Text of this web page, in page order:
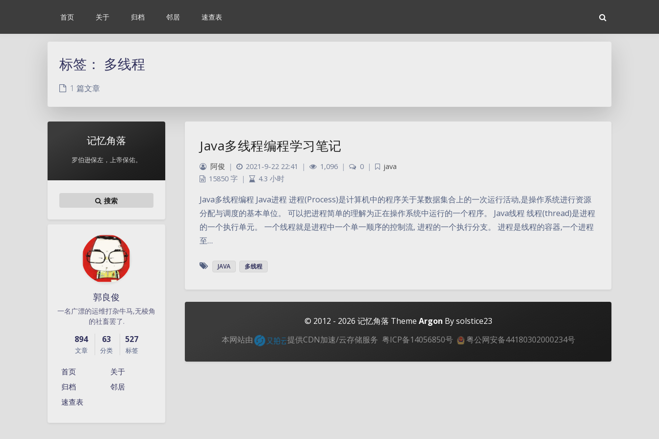
首页 关于 归档 邻居 速查表
夜间模式
Sans Serif Serif
标签： 多线程
1 篇文章
记忆角落
罗伯逊保左，上帝保佑。
搜索
郭良俊
一名广漂的运维打杂牛马,无棱角
的社畜罢了.
894
文章
63
分类
527
标签
首页
关于
归档
邻居
速查表
Java多线程编程学习笔记
阿俊 | 2021-9-22 22:41 | 1,096 | 0 |
java
15850 字 | 4.3 小时
Java多线程编程 Java进程 进程(Process)是计算机中的程序关于某数据集合上的一次运行活动,是操作系统进行资源
分配与调度的基本单位。 可以把进程简单的理解为正在操作系统中运行的一个程序。 Java线程 线程(thread)是进程
的一个执行单元。 一个线程就是进程中一个单一顺序的控制流, 进程的一个执行分支。 进程是线程的容器,一个进程
至…
JAVA 多线程
© 2012 - 2026 记忆角落 Theme Argon By solstice23
本网站由
提供CDN加速/云存储服务 粤ICP备14056850号 粤公网安备44180302000234号